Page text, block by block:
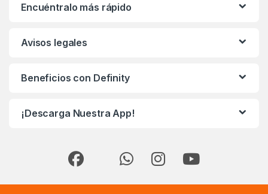
Encuéntralo más rápido
Avisos legales
Beneficios con Definity
¡Descarga Nuestra App!